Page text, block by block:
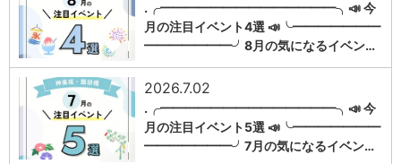
1
.╭━━━━━━━━━━━━━━╮📣 今
月の注目イベント4選 📣╰━━━━━━━
━━━━━━━╯8月の気になるイベン…
1
2026.7.02
.╭━━━━━━━━━━━━━━╮📣 今
月の注目イベント5選 📣╰━━━━━━━
━━━━━━━╯7月の気になるイベン…